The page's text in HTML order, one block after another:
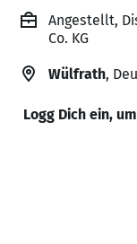
Angestellt,
Co. KG
Wülfrath,
Logg Dich ein,